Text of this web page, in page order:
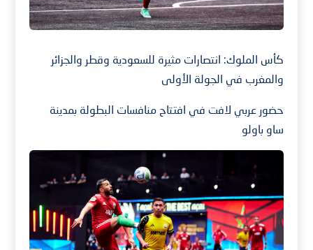
كأس الملوك: انتصارات مثيرة للسعودية وقطر والجزائر
والمغرب في الجولة الأولى
حضور عربي لافت في افتتاح منافسات البطولة بمدينة
ساو باولو